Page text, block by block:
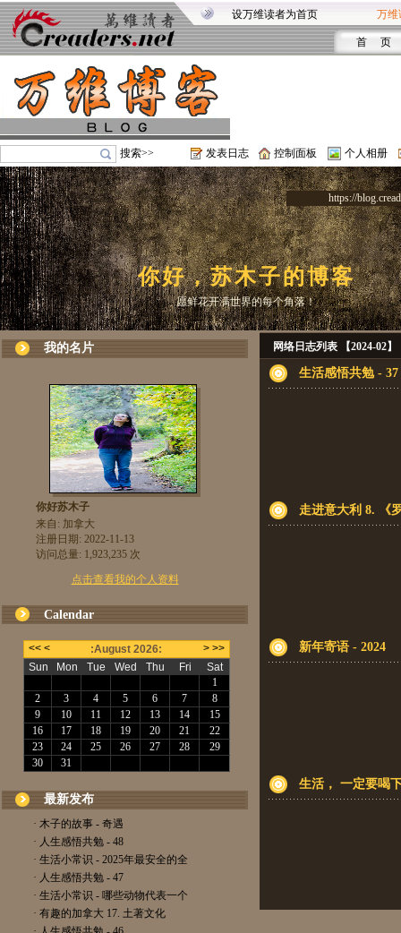
设万维读者为首页 万维
首 页
搜索>> 发表日志 控制面板 个人相册
https://
你好，苏木子的博客
愿鲜花开满世界的每个角落！
我的名片
你好苏木子
来自: 加拿大
注册日期: 2022-11-13
访问总量: 1,923,235 次
点击查看我的个人资料
Calendar
最新发布
· 木子的故事 - 奇遇
· 人生感悟共勉 - 48
· 生活小常识 - 2025年最安全的全
· 人生感悟共勉 - 47
· 生活小常识 - 哪些动物代表一个
· 有趣的加拿大 17. 土著文化
网络日志列表 【2024-02】
生活感悟共勉 - 37
走进意大利 8. 《
新年寄语 - 2024
生活， 一定要喝